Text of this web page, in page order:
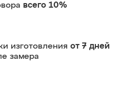
всего 10%
изготовления от 7 дней
замера